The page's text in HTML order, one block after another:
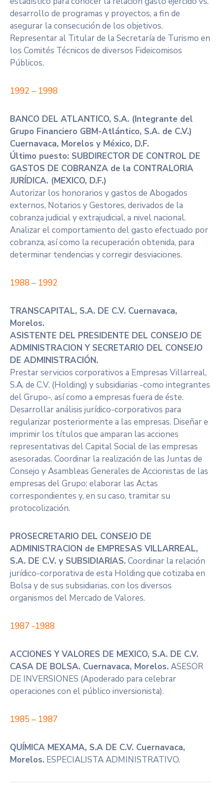
desarrollo de programas y proyectos, a fin de
asegurar la consecución de los objetivos.
Representar al Titular de la Secretaría de Turismo en
los Comités Técnicos de diversos Fideicomisos
Públicos.
1992 – 1998
BANCO DEL ATLANTICO, S.A. (Integrante del
Grupo Financiero GBM-Atlántico, S.A. de C.V.)
Cuernavaca, Morelos y México, D.F.
Último puesto: SUBDIRECTOR DE CONTROL DE
GASTOS DE COBRANZA de la CONTRALORIA
JURÍDICA. (MEXICO, D.F.)
Autorizar los honorarios y gastos de Abogados
externos, Notarios y Gestores, derivados de la
cobranza judicial y extrajudicial, a nivel nacional.
Analizar el comportamiento del gasto efectuado por
cobranza, así como la recuperación obtenida, para
determinar tendencias y corregir desviaciones.
1988 – 1992
TRANSCAPITAL, S.A. DE C.V. Cuernavaca,
Morelos.
ASISTENTE DEL PRESIDENTE DEL CONSEJO DE
ADMINISTRACION Y SECRETARIO DEL CONSEJO
DE ADMINISTRACIÓN.
Prestar servicios corporativos a Empresas Villarreal,
S.A. de C.V. (Holding) y subsidiarias -como integrantes
del Grupo-, así como a empresas fuera de éste.
Desarrollar análisis jurídico-corporativos para
regularizar posteriormente a las empresas. Diseñar e
imprimir los títulos que amparan las acciones
representativas del Capital Social de las empresas
asesoradas. Coordinar la realización de las Juntas de
Consejo y Asambleas Generales de Accionistas de las
empresas del Grupo; elaborar las Actas
correspondientes y, en su caso, tramitar su
protocolización.
PROSECRETARIO DEL CONSEJO DE
ADMINISTRACION de EMPRESAS VILLARREAL,
S.A. DE C.V. y SUBSIDIARIAS. Coordinar la relación
jurídico-corporativa de esta Holding que cotizaba en
Bolsa y de sus subsidiarias, con los diversos
organismos del Mercado de Valores.
1987 -1988
ACCIONES Y VALORES DE MEXICO, S.A. DE C.V.
CASA DE BOLSA. Cuernavaca, Morelos. ASESOR
DE INVERSIONES (Apoderado para celebrar
operaciones con el público inversionista).
1985 – 1987
QUÍMICA MEXAMA, S.A DE C.V. Cuernavaca,
Morelos. ESPECIALISTA ADMINISTRATIVO.